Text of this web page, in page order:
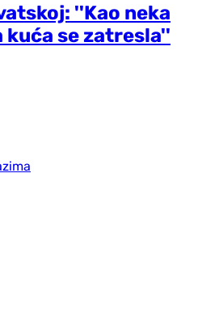
''Kao neka
se zatresla''